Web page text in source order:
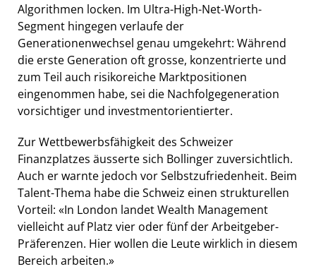
Algorithmen locken. Im Ultra-High-Net-Worth-
Segment hingegen verlaufe der
Generationenwechsel genau umgekehrt: Während
die erste Generation oft grosse, konzentrierte und
zum Teil auch risikoreiche Marktpositionen
eingenommen habe, sei die Nachfolgegeneration
vorsichtiger und investmentorientierter.
Zur Wettbewerbsfähigkeit des Schweizer
Finanzplatzes äusserte sich Bollinger zuversichtlich.
Auch er warnte jedoch vor Selbstzufriedenheit. Beim
Talent-Thema habe die Schweiz einen strukturellen
Vorteil: «In London landet Wealth Management
vielleicht auf Platz vier oder fünf der Arbeitgeber-
Präferenzen. Hier wollen die Leute wirklich in diesem
Bereich arbeiten.»